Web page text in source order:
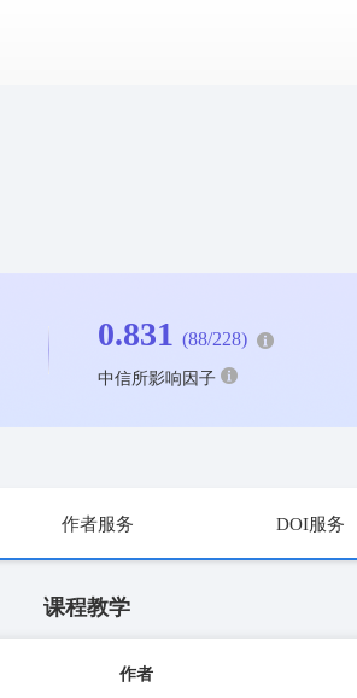
0.831 (88/228)
中信所影响因子
作者服务 DOI服务
课程教学
作者